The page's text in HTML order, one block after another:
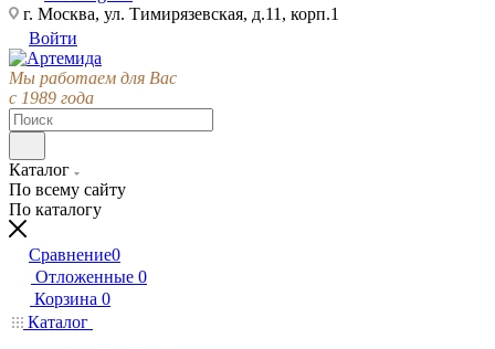
г. Москва, ул. Тимирязевская, д.11, корп.1
Войти
Мы работаем для Вас
с 1989 года
Каталог
По всему сайту
По каталогу
Сравнение0
Отложенные 0
Корзина 0
Каталог